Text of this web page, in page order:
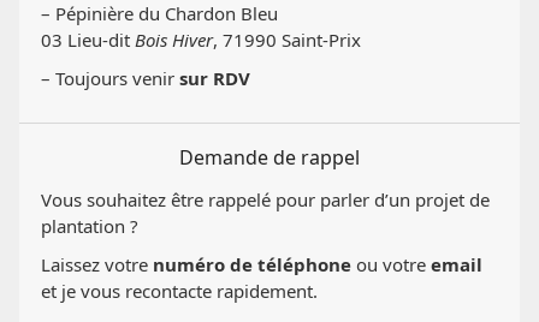
– Pépinière du Chardon Bleu
03 Lieu-dit Bois Hiver, 71990 Saint-Prix
– Toujours venir sur RDV
Demande de rappel
Vous souhaitez être rappelé pour parler d’un projet de
plantation ?
Laissez votre numéro de téléphone ou votre email
et je vous recontacte rapidement.